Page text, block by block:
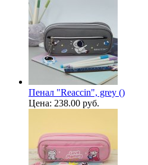
Пенал "Reaccin", grey ()
Цена: 238.00 руб.